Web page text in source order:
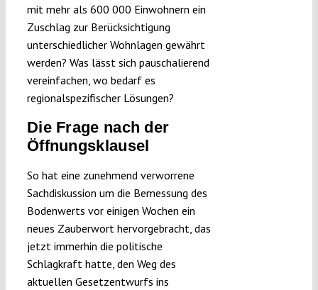
mit mehr als 600 000 Einwohnern ein
Zuschlag zur Berücksichtigung
unterschiedlicher Wohnlagen gewährt
werden? Was lässt sich pauschalierend
vereinfachen, wo bedarf es
regionalspezifischer Lösungen?
Die Frage nach der
Öffnungsklausel
So hat eine zunehmend verworrene
Sachdiskussion um die Bemessung des
Bodenwerts vor einigen Wochen ein
neues Zauberwort hervorgebracht, das
jetzt immerhin die politische
Schlagkraft hatte, den Weg des
aktuellen Gesetzentwurfs ins